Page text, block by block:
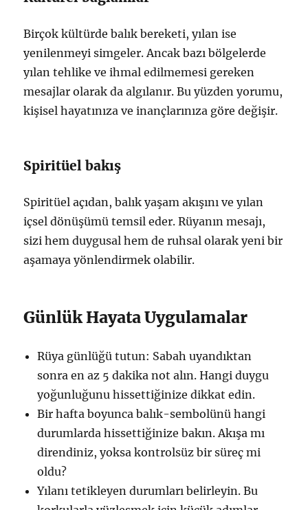
Birçok kültürde balık bereketi, yılan ise
yenilenmeyi simgeler. Ancak bazı bölgelerde
yılan tehlike ve ihmal edilmemesi gereken
mesajlar olarak da algılanır. Bu yüzden yorumu,
kişisel hayatınıza ve inançlarınıza göre değişir.
Spiritüel bakış
Spiritüel açıdan, balık yaşam akışını ve yılan
içsel dönüşümü temsil eder. Rüyanın mesajı,
sizi hem duygusal hem de ruhsal olarak yeni bir
aşamaya yönlendirmek olabilir.
Günlük Hayata Uygulamalar
Rüya günlüğü tutun: Sabah uyandıktan
sonra en az 5 dakika not alın. Hangi duygu
yoğunluğunu hissettiğinize dikkat edin.
Bir hafta boyunca balık-sembolünü hangi
durumlarda hissettiğinize bakın. Akışa mı
direndiniz, yoksa kontrolsüz bir süreç mi
oldu?
Yılanı tetikleyen durumları belirleyin. Bu